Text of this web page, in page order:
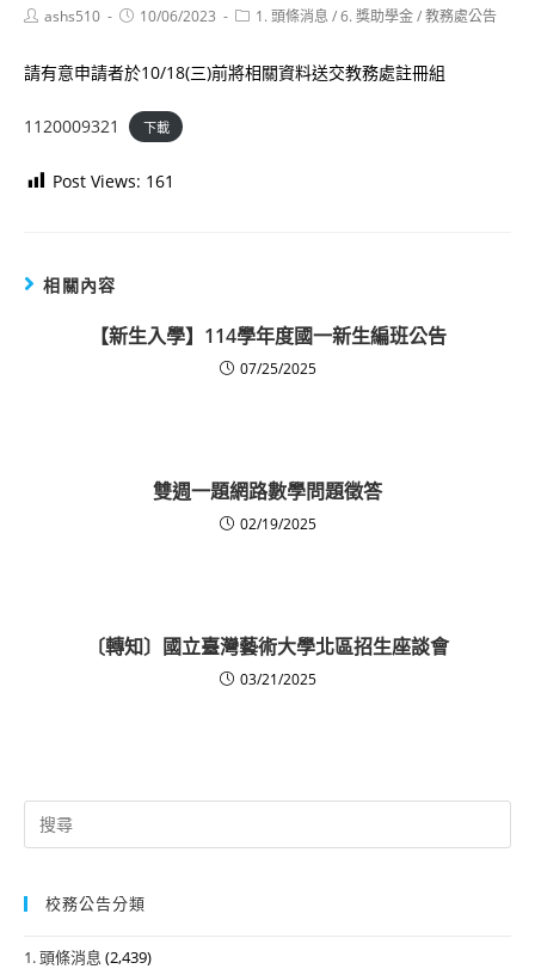
Postashs510
Post10/06/2023
Post1. 頭條消息 /6. 獎助學金/教務處公告
請有意申請者於10/18(三)前將相關資料送交教務處註冊組
1120009321 下載
Post Views: 161
相關內容
【新生入學】114學年度國一新生編班公告
07/25/2025
雙週一題網路數學問題徵答
02/19/2025
〔轉知〕國立臺灣藝術大學北區招生座談會
03/21/2025
Search
for:
校務公告分類
1. 頭條消息 (2,439)